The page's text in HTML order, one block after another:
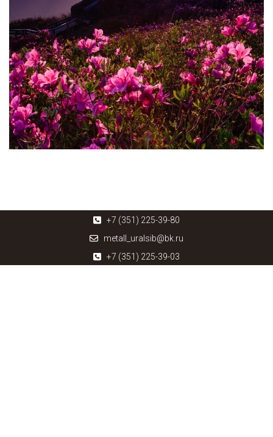
+7 (351) 225-39-80
metall_uralsib@bk.ru
+7 (351) 225-39-03